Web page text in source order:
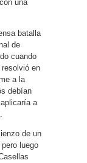
una
batalla
de
cuando
en
a la
debían
a
de un
luego